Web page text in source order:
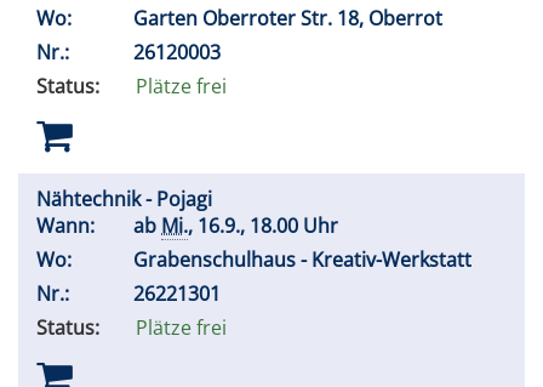
Wo:
Garten Oberroter Str. 18, Oberrot
Nr.:
26120003
Status:
Plätze frei
Nähtechnik - Pojagi
Wann:
ab Mi., 16.9., 18.00 Uhr
Wo:
Grabenschulhaus - Kreativ-Werkstatt
Nr.:
26221301
Status:
Plätze frei